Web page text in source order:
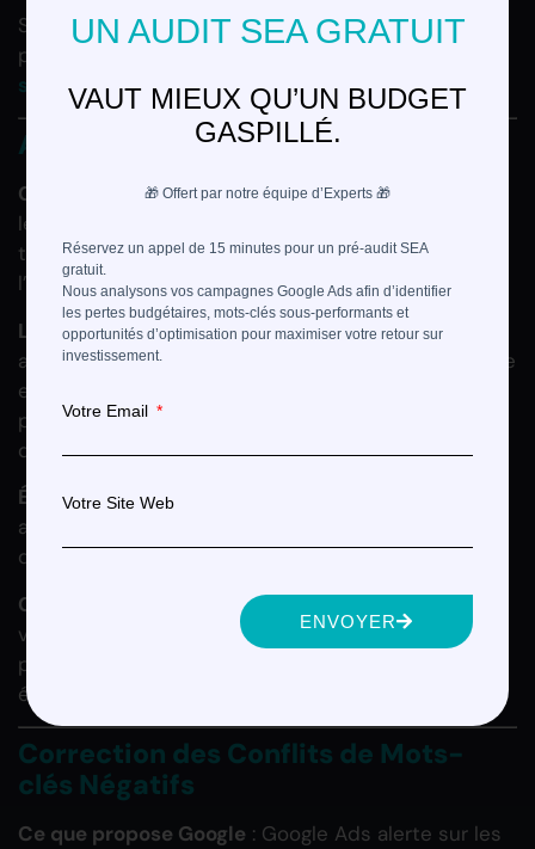
Si vous souhaitez améliorer la présence de vos
produits en ligne, consultez notre
sur Google Shopping.
Ajout d’Extensions d’Annonces
Ce que propose Google: Les extensions, comme
les liens annexes, les appels ou les extraits de
texte, peuvent améliorer la visibilité et
l’engagement de vos annonces.
Les risques: Toutes les extensions ne sont pas
adaptées à toutes les entreprises. Par exemple, une
entreprise B2B axée sur des inscriptions en ligne
pourrait ne pas bénéficier d’une extension d’appel
direct.
Étude à consulter
annonces utilisant des extensions voient leur taux
de clics augmenter en moyenne de 10-15 %.
Conseil
: Utilisez les extensions en fonction de
votre audience et de vos objectifs. Testez les
performances de chaque type d’extension pour
évaluer leur réelle utilité.
Correction des Conflits de Mots-
clés Négatifs
Ce que propose Google : Google Ads alerte sur les
UN AUDIT SEA GRATUIT
VAUT MIEUX QU’UN BUDGET
GASPILLÉ.
🎁 Offert par notre équipe d’Experts 🎁
Réservez un appel de 15 minutes pour un pré-audit SEA
gratuit.
Nous analysons vos campagnes Google Ads afin d’identifier
les pertes budgétaires, mots-clés sous-performants et
opportunités d’optimisation pour maximiser votre retour sur
investissement.
Votre Email
Votre Site Web
ENVOYER